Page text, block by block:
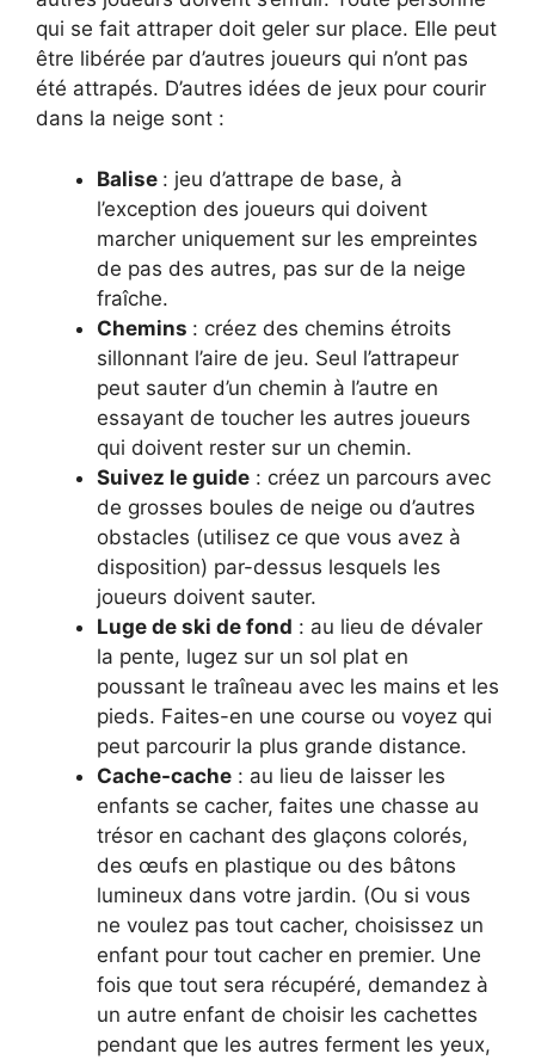
qui se fait attraper doit geler sur place. Elle peut
être libérée par d’autres joueurs qui n’ont pas
été attrapés. D’autres idées de jeux pour courir
dans la neige sont :
Balise : jeu d’attrape de base, à
l’exception des joueurs qui doivent
marcher uniquement sur les empreintes
de pas des autres, pas sur de la neige
fraîche.
Chemins : créez des chemins étroits
sillonnant l’aire de jeu. Seul l’attrapeur
peut sauter d’un chemin à l’autre en
essayant de toucher les autres joueurs
qui doivent rester sur un chemin.
Suivez le guide : créez un parcours avec
de grosses boules de neige ou d’autres
obstacles (utilisez ce que vous avez à
disposition) par-dessus lesquels les
joueurs doivent sauter.
Luge de ski de fond : au lieu de dévaler
la pente, lugez sur un sol plat en
poussant le traîneau avec les mains et les
pieds. Faites-en une course ou voyez qui
peut parcourir la plus grande distance.
Cache-cache : au lieu de laisser les
enfants se cacher, faites une chasse au
trésor en cachant des glaçons colorés,
des œufs en plastique ou des bâtons
lumineux dans votre jardin. (Ou si vous
ne voulez pas tout cacher, choisissez un
enfant pour tout cacher en premier. Une
fois que tout sera récupéré, demandez à
un autre enfant de choisir les cachettes
pendant que les autres ferment les yeux,